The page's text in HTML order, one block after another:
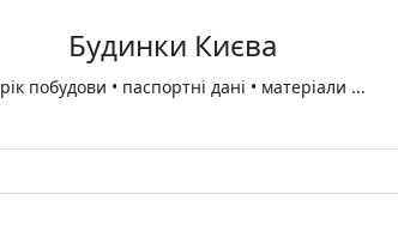
Будинки Києва
рік побудови • паспортні дані • матеріали ...